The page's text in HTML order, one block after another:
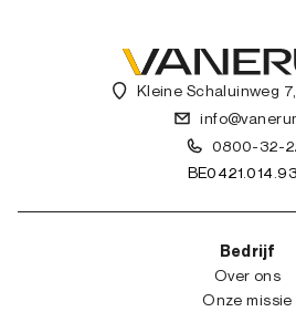
Kleine Schaluinweg
0800-32-
Bedrijf
Over ons
Onze missie